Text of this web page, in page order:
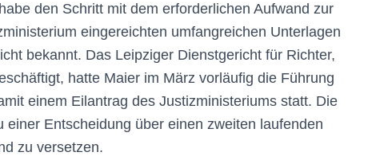
den Schritt mit dem erforderlichen Aufwand zur
eingereichten umfangreichen Unterlagen
bekannt. Das Leipziger Dienstgericht für Richter,
hatte Maier im März vorläufig die Führung
einem Eilantrag des Justizministeriums statt. Die
Entscheidung über einen zweiten laufenden
zu versetzen.